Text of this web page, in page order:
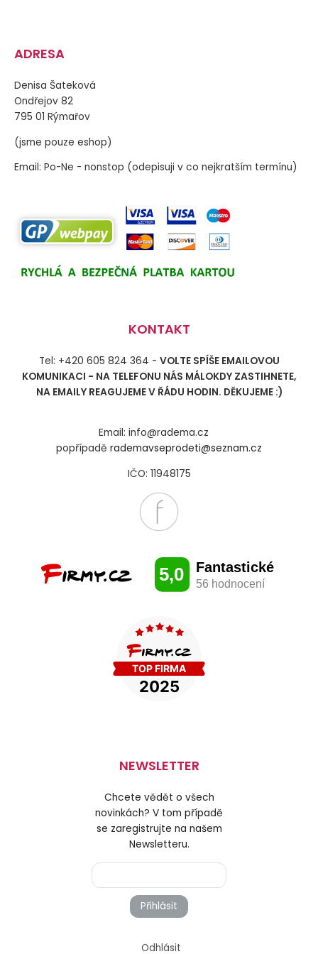
ADRESA
Denisa Šateková
Ondřejov 82
795 01 Rýmařov
(jsme pouze eshop)
Email: Po-Ne - nonstop (odepisuji v co nejkratším termínu)
KONTAKT
Tel: +420 605 824 364 - VOLTE SPÍŠE EMAILOVOU
KOMUNIKACI - NA TELEFONU NÁS MÁLOKDY ZASTIHNETE,
NA EMAILY REAGUJEME V ŘÁDU HODIN. DĚKUJEME :)
Email: info@radema.cz
popřípadě rademavseprodeti@seznam.cz
IČO: 11948175
NEWSLETTER
Chcete vědět o všech
novinkách? V tom případě
se zaregistrujte na našem
Newsletteru.
Přihlásit
Odhlásit